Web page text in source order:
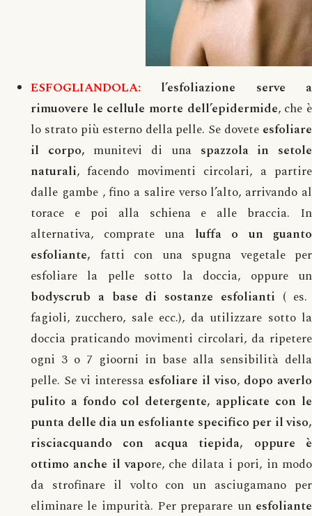
ESFOGLIANDOLA: l’esfoliazione serve a
rimuovere le cellule morte dell’epidermide, che è
lo strato più esterno della pelle. Se dovete esfoliare
il corpo, munitevi di unaspazzola in setole
naturali, facendo movimenti circolari, a partire
dalle gambe , fino a salire verso l’alto, arrivando al
torace e poi alla schiena e alle braccia. In
alternativa, comprate una luffa o un guanto
esfoliante, fatti con una spugna vegetale per
esfoliare la pelle sotto la doccia, oppure un
bodyscrub a base di sostanze esfolianti ( es.
fagioli, zucchero, sale ecc.), da utilizzare sotto la
doccia praticando movimenti circolari, da ripetere
ogni 3 o 7 gioorni in base alla sensibilità della
pelle. Se vi interessa esfoliare il viso, dopo averlo
pulito a fondo col detergente, applicate con le
punta delle dia un esfoliante specifico per il viso,
risciacquando con acqua tiepida, oppure è
ottimo anche il vapore, che dilata i pori, in modo
da strofinare il volto con un asciugamano per
eliminare le impurità. Per preparare un esfoliante